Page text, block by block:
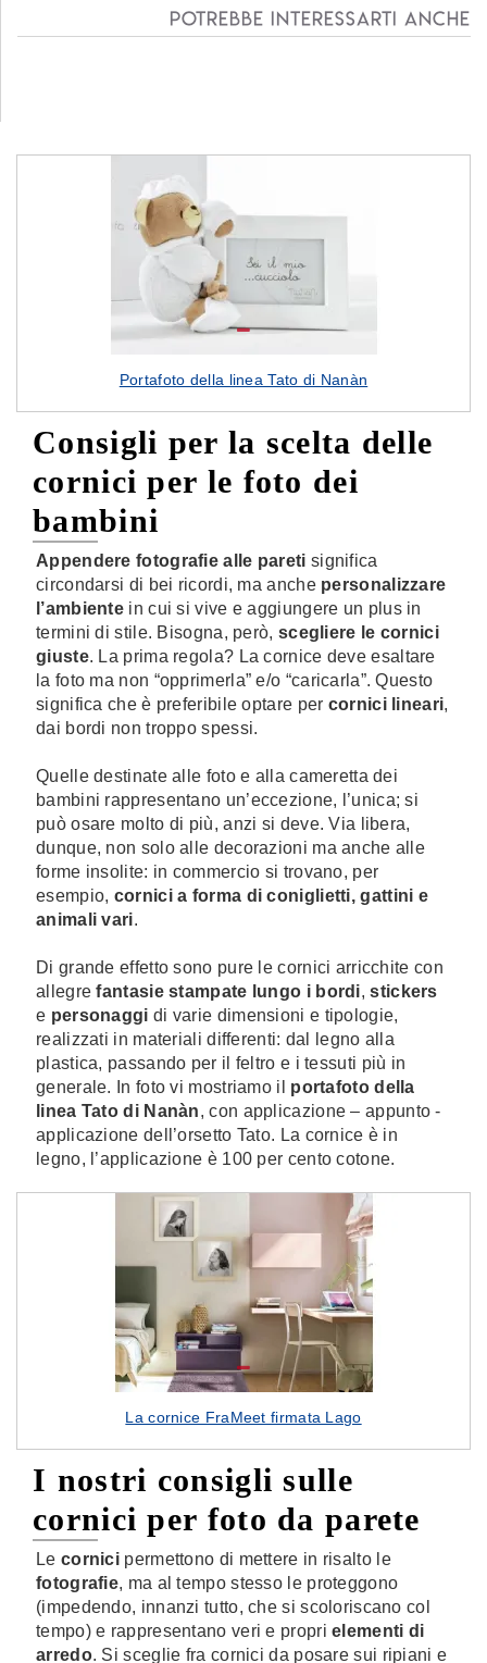
Portafoto della linea Tato di Nanàn
Consigli per la scelta delle
cornici per le foto dei
bambini
Appendere fotografie alle pareti significa
circondarsi di bei ricordi, ma anche personalizzare
l’ambiente in cui si vive e aggiungere un plus in
termini di stile. Bisogna, però, scegliere le cornici
giuste. La prima regola? La cornice deve esaltare
la foto ma non “opprimerla” e/o “caricarla”. Questo
significa che è preferibile optare per cornici lineari,
dai bordi non troppo spessi.
Quelle destinate alle foto e alla cameretta dei
bambini rappresentano un’eccezione, l’unica; si
può osare molto di più, anzi si deve. Via libera,
dunque, non solo alle decorazioni ma anche alle
forme insolite: in commercio si trovano, per
esempio, cornici a forma di coniglietti, gattini e
animali vari.
Di grande effetto sono pure le cornici arricchite con
allegrefantasie stampate lungo i bordi,stickers
e personaggi di varie dimensioni e tipologie,
realizzati in materiali differenti: dal legno alla
plastica, passando per il feltro e i tessuti più in
generale. In foto vi mostriamo il portafoto della
linea Tato di Nanàn, con applicazione – appunto -
applicazione dell’orsetto Tato. La cornice è in
legno, l’applicazione è 100 per cento cotone.
La cornice FraMeet firmata Lago
I nostri consigli sulle
cornici per foto da parete
Le cornici permettono di mettere in risalto le
fotografie, ma al tempo stesso le proteggono
(impedendo, innanzi tutto, che si scoloriscano col
tempo) e rappresentano veri e proprielementi di
arredo. Si sceglie fra cornici da posare sui ripiani e
Potrebbe interessarti anche